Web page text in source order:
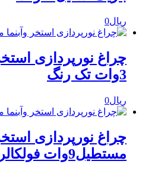
ریال0
چراغ نورپردازی
3وات تک رنگ
ریال0
چراغ نورپردازی
مستطیل9وات فولکالر(RGB)